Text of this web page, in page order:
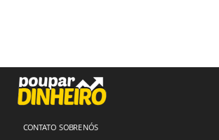
CONTATO SOBRE NÓS